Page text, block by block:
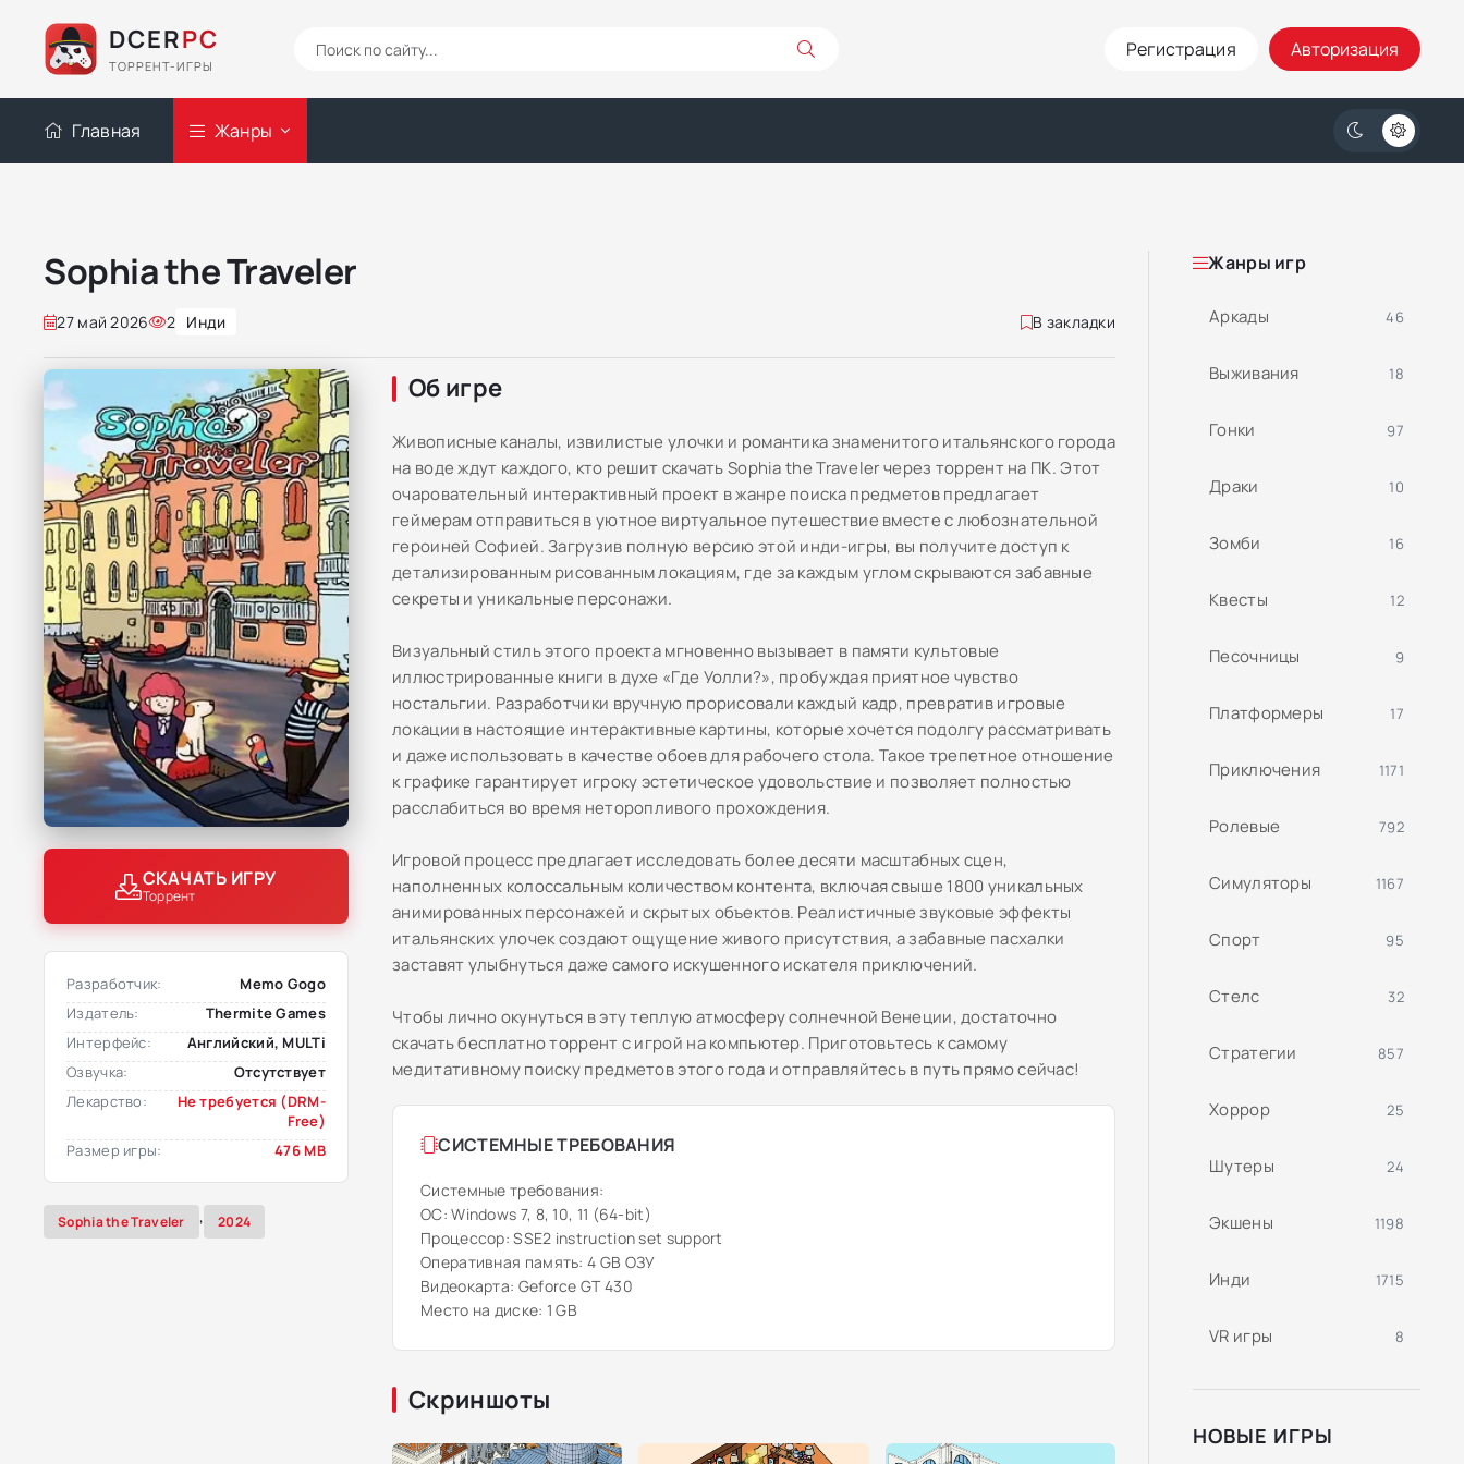
DCERPC
ТОРРЕНТ-ИГРЫ
Регистрация Авторизация
Главная Жанры
Sophia the Traveler
27 май 2026 2 Инди В закладки
СКАЧАТЬ ИГРУ
Торрент
Разработчик:
Memo Gogo
Издатель:
Thermite Games
Интерфейс:
Английский, MULTi
Озвучка:
Отсутствует
Лекарство:
Не требуется (DRM-
Free)
Размер игры:
476 MB
Sophia the Traveler , 2024
Об игре
Живописные каналы, извилистые улочки и романтика знаменитого итальянского города
на воде ждут каждого, кто решит скачать Sophia the Traveler через торрент на ПК. Этот
очаровательный интерактивный проект в жанре поиска предметов предлагает
геймерам отправиться в уютное виртуальное путешествие вместе с любознательной
героиней Софией. Загрузив полную версию этой инди-игры, вы получите доступ к
детализированным рисованным локациям, где за каждым углом скрываются забавные
секреты и уникальные персонажи.
Визуальный стиль этого проекта мгновенно вызывает в памяти культовые
иллюстрированные книги в духе «Где Уолли?», пробуждая приятное чувство
ностальгии. Разработчики вручную прорисовали каждый кадр, превратив игровые
локации в настоящие интерактивные картины, которые хочется подолгу рассматривать
и даже использовать в качестве обоев для рабочего стола. Такое трепетное отношение
к графике гарантирует игроку эстетическое удовольствие и позволяет полностью
расслабиться во время неторопливого прохождения.
Игровой процесс предлагает исследовать более десяти масштабных сцен,
наполненных колоссальным количеством контента, включая свыше 1800 уникальных
анимированных персонажей и скрытых объектов. Реалистичные звуковые эффекты
итальянских улочек создают ощущение живого присутствия, а забавные пасхалки
заставят улыбнуться даже самого искушенного искателя приключений.
Чтобы лично окунуться в эту теплую атмосферу солнечной Венеции, достаточно
скачать бесплатно торрент с игрой на компьютер. Приготовьтесь к самому
медитативному поиску предметов этого года и отправляйтесь в путь прямо сейчас!
СИСТЕМНЫЕ ТРЕБОВАНИЯ
Системные требования:
ОС: Windows 7, 8, 10, 11 (64-bit)
Процессор: SSE2 instruction set support
Оперативная память: 4 GB ОЗУ
Видеокарта: Geforce GT 430
Место на диске: 1 GB
Скриншоты
Жанры игр
Аркады 46
Выживания 18
Гонки 97
Драки 10
Зомби 16
Квесты 12
Песочницы 9
Платформеры 17
Приключения 1171
Ролевые 792
Симуляторы 1167
Спорт 95
Стелс 32
Стратегии 857
Хоррор 25
Шутеры 24
Экшены 1198
Инди 1715
VR игры 8
НОВЫЕ ИГРЫ